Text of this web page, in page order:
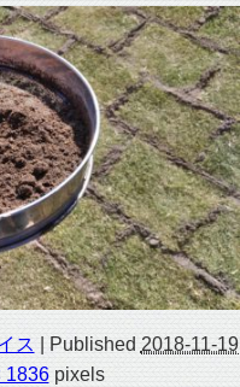
ス Published 2018-11-19
1836pixels